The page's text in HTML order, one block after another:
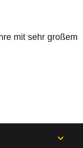
mit sehr großem